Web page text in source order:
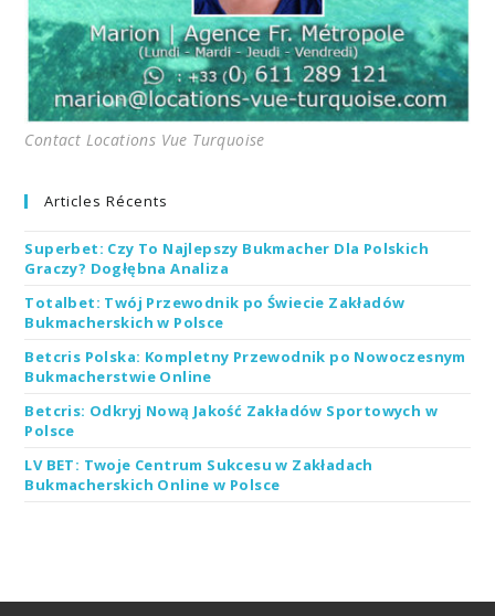
Contact Locations Vue Turquoise
Articles Récents
Superbet: Czy To Najlepszy Bukmacher Dla Polskich
Graczy? Dogłębna Analiza
Totalbet: Twój Przewodnik po Świecie Zakładów
Bukmacherskich w Polsce
Betcris Polska: Kompletny Przewodnik po Nowoczesnym
Bukmacherstwie Online
Betcris: Odkryj Nową Jakość Zakładów Sportowych w
Polsce
LV BET: Twoje Centrum Sukcesu w Zakładach
Bukmacherskich Online w Polsce